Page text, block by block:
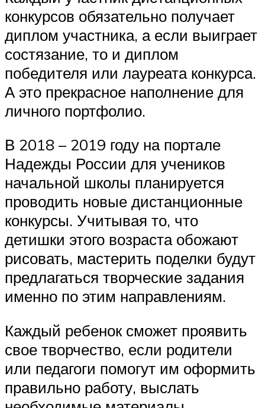
конкурсов обязательно получает
диплом участника, а если выиграет
состязание, то и диплом
победителя или лауреата конкурса.
А это прекрасное наполнение для
личного портфолио.
В 2018 – 2019 году на портале
Надежды России для учеников
начальной школы планируется
проводить новые дистанционные
конкурсы. Учитывая то, что
детишки этого возраста обожают
рисовать, мастерить поделки будут
предлагаться творческие задания
именно по этим направлениям.
Каждый ребенок сможет проявить
свое творчество, если родители
или педагоги помогут им оформить
правильно работу, выслать